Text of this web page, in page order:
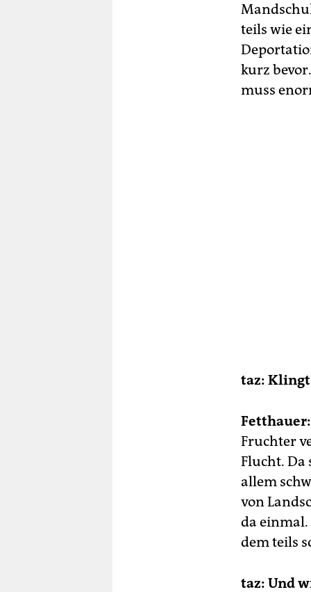
teils wie
kurz
muss
taz: Klingt
Fetthauer:
Fruchter
Flucht. Da
allem
von
da
dem teils
taz: Und